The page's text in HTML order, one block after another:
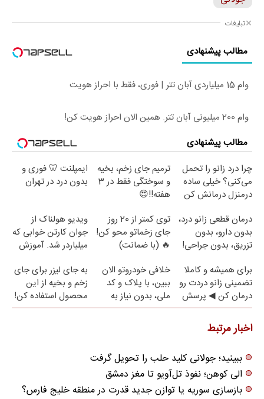
تبلیغات
مطالب پیشنهادی
وام 15 میلیاردی آبان تتر | فوری، فقط با احراز هویت
وام 200 میلیونی آبان تتر. همین الان احراز هویت کن!
مطالب پیشنهادی
چرا درد زانو را تحمل
می‌کنی؟ خیلی ساده
درمنزل درمانش کن
ترمیم جای زخم، بخیه
و سوختگی فقط در 3
هفته!!😍
ایمپلنت 🦷 فوری و
بدون درد در تهران
درمان قطعی زانو درد،
بدون دارو، بدون
تزریق، بدون جراحی!
توی کمتر از 20 روز
جای زخماتو محو کن!
🔥 (با ضمانت)
ویدیو هولناک از
جوان کارتن خوابی که
میلیاردر شد. آموزش
برای همیشه و کاملا
تضمینی زانو دردت رو
درمان کن ◀ پرسش
نامه ▶
خلافی خودروتو الان
ببین، با پلاک و کد
ملی، بدون نیاز به
مراجعه حضوری
به جای لیزر برای جای
زخم و بخیه از این
محصول استفاده کن!
اخبار مرتبط
ببینید؛ جولانی کلید حلب را تحویل گرفت
الی کوهن؛ نفوذ تل‌آویو تا مغز دمشق
بازسازی سوریه یا توازن جدید قدرت در منطقه خلیج فارس؟